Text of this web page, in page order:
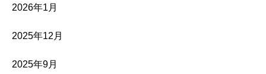
2026年1月
2025年12月
2025年9月